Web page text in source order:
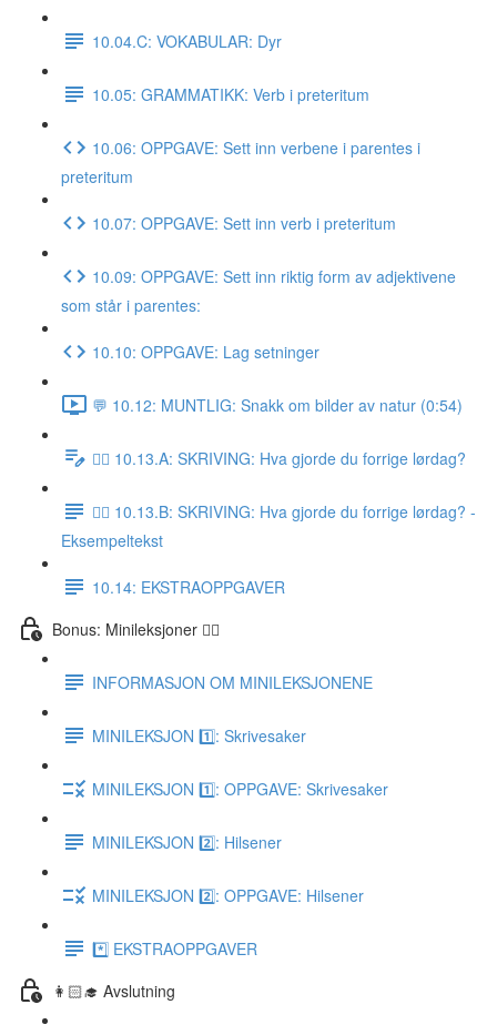
10.04.C: VOKABULAR: Dyr
10.05: GRAMMATIKK: Verb i preteritum
10.06: OPPGAVE: Sett inn verbene i parentes i
preteritum
10.07: OPPGAVE: Sett inn verb i preteritum
10.09: OPPGAVE: Sett inn riktig form av adjektivene
som står i parentes:
10.10: OPPGAVE: Lag setninger
💬 10.12: MUNTLIG: Snakk om bilder av natur (0:54)
✍🏼 10.13.A: SKRIVING: Hva gjorde du forrige lørdag?
✍🏼 10.13.B: SKRIVING: Hva gjorde du forrige lørdag? -
Eksempeltekst
10.14: EKSTRAOPPGAVER
Bonus: Minileksjoner 👌🏻
INFORMASJON OM MINILEKSJONENE
MINILEKSJON 1️⃣: Skrivesaker
MINILEKSJON 1️⃣: OPPGAVE: Skrivesaker
MINILEKSJON 2️⃣: Hilsener
MINILEKSJON 2️⃣: OPPGAVE: Hilsener
*️⃣ EKSTRAOPPGAVER
👩🏻‍🎓 Avslutning